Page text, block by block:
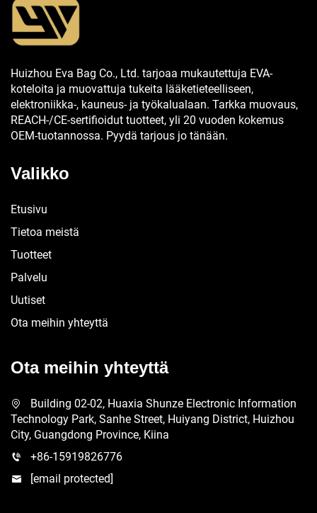
Huizhou Eva Bag Co., Ltd. tarjoaa mukautettuja EVA-
koteloita ja muovattuja tukeita lääketieteelliseen,
elektroniikka-, kauneus- ja työkalualaan. Tarkka muovaus,
REACH-/CE-sertifioidut tuotteet, yli 20 vuoden kokemus
OEM-tuotannossa. Pyydä tarjous jo tänään.
Valikko
Etusivu
Tietoa meistä
Tuotteet
Palvelu
Uutiset
Ota meihin yhteyttä
Ota meihin yhteyttä
Building 02-02, Huaxia Shunze Electronic Information
Technology Park, Sanhe Street, Huiyang District, Huizhou
City, Guangdong Province, Kiina
+86-15919826776
[email protected]